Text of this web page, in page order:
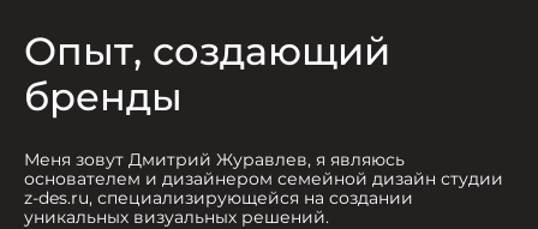
Опыт, создающий
бренды
Меня зовут Дмитрий Журавлев, я являюсь
основателем и дизайнером семейной дизайн студии
z-des.ru, специализирующейся на создании
уникальных визуальных решений.